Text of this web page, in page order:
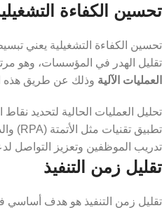
تحسين الكفاءة
تحسين الكفاءة التشغيلية يعني
تقليل الهدر في المؤسسات، وهو
العمليات الآلية وذلك عن طريق هذه
تحليل العمليات الحالية لتحديد
​تطبيق تقنيات مثل الأتمتة (RPA) والذكاء الاصطناعي لأتمتة الروتين.
​تدريب الموظفين وتعزيز التواصل
تقليل زمن التنفيذ
تقليل زمن التنفيذ هو هدف أساسي